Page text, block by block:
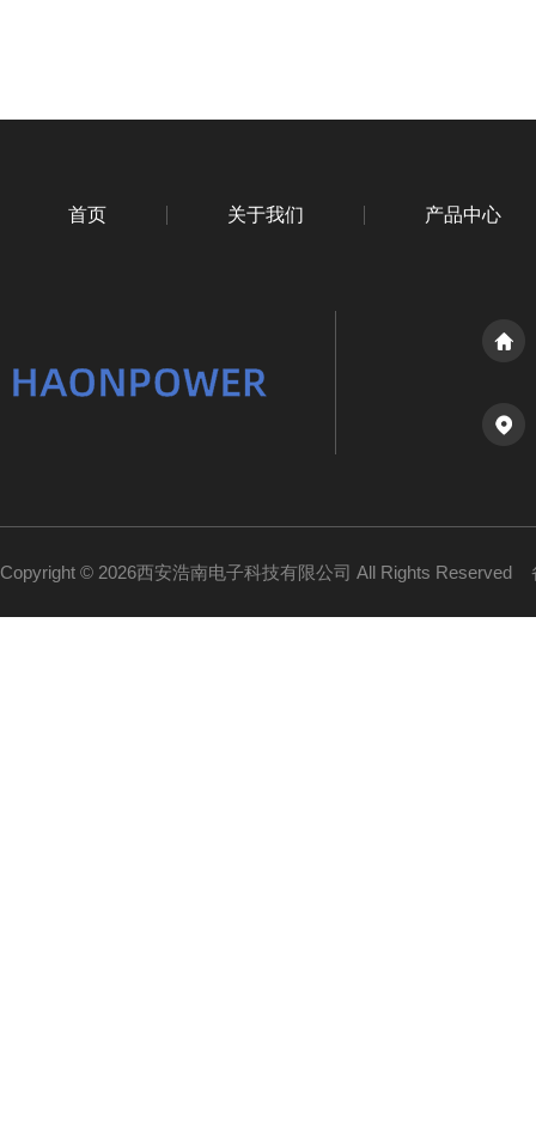
首页 关于我们 产品中心
Copyright © 2026西安浩南电子科技有限公司 All Rights Reserved